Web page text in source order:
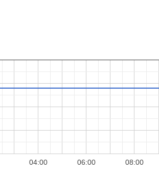
04:00 06:00 08:00